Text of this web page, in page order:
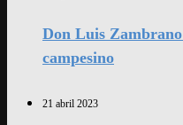
Don Luis
campesino
21 abril 2023